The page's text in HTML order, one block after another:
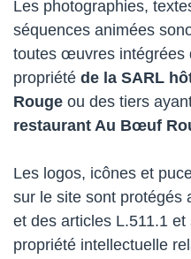
Les photographies,
séquences animées
toutes œuvres intégrées
propriété de la SARL
Rouge ou des tiers
restaurant Au Bœuf
Les logos, icônes et
sur le site sont protégés
et des articles L.511.1
propriété intellectuelle